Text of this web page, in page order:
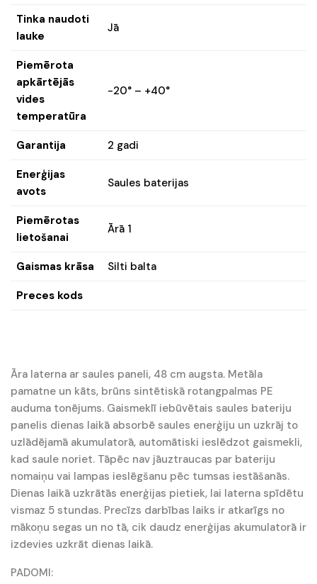
Tinka naudoti
lauke
Jā
Piemērota
apkārtējās
vides
temperatūra
-20° – +40°
Garantija 2 gadi
Enerģijas
avots
Saules baterijas
Piemērotas
lietošanai
Ārā 1
Gaismas krāsa Silti balta
Preces kods
Āra laterna ar saules paneli, 48 cm augsta. Metāla
pamatne un kāts, brūns sintētiskā rotangpalmas PE
auduma tonējums. Gaismeklī iebūvētais saules bateriju
panelis dienas laikā absorbē saules enerģiju un uzkrāj to
uzlādējamā akumulatorā, automātiski ieslēdzot gaismekli,
kad saule noriet. Tāpēc nav jāuztraucas par bateriju
nomaiņu vai lampas ieslēgšanu pēc tumsas iestāšanās.
Dienas laikā uzkrātās enerģijas pietiek, lai laterna spīdētu
vismaz 5 stundas. Precīzs darbības laiks ir atkarīgs no
mākoņu segas un no tā, cik daudz enerģijas akumulatorā ir
izdevies uzkrāt dienas laikā.
PADOMI: